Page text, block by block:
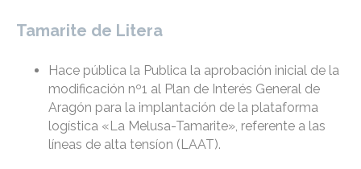
Tamarite de Litera
Hace pública la Publica la aprobación inicial de la
modificación nº1 al Plan de Interés General de
Aragón para la implantación de la plataforma
logística «La Melusa-Tamarite», referente a las
líneas de alta tensíon (LAAT).